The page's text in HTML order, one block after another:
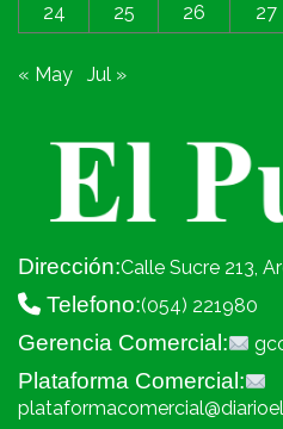
24
25 26 27
« May Jul »
Dirección:Calle Sucre 213,
Telefono:(054) 221980
Gerencia Comercial:
Plataforma Comercial: